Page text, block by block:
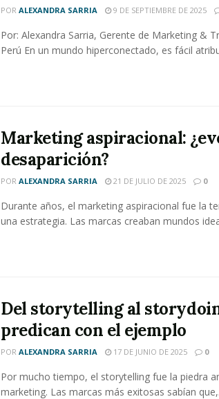
POR ALEXANDRA SARRIA 9 DE SEPTIEMBRE DE 2025
Por: Alexandra Sarria, Gerente de Marketing &
Perú En un mundo hiperconectado, es fácil
Marketing aspiracional:
desaparición?
POR ALEXANDRA SARRIA 21 DE JULIO DE 2025 0
Durante años, el marketing aspiracional fue la
una estrategia. Las marcas creaban mundos
Del storytelling al
predican con el ejemplo
POR ALEXANDRA SARRIA 17 DE JUNIO DE 2025 0
Por mucho tiempo, el storytelling fue la piedra
marketing. Las marcas más exitosas sabían